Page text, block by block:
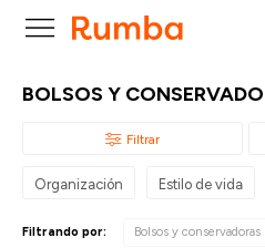

BOLSOS Y
Organización Estilo de vida
Filtrando por: Bolsos y conservadoras